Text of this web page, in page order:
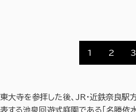
1 2 3
東大寺を参拝した後、JR・近鉄奈良駅
表する池泉回遊式庭園である「名勝依